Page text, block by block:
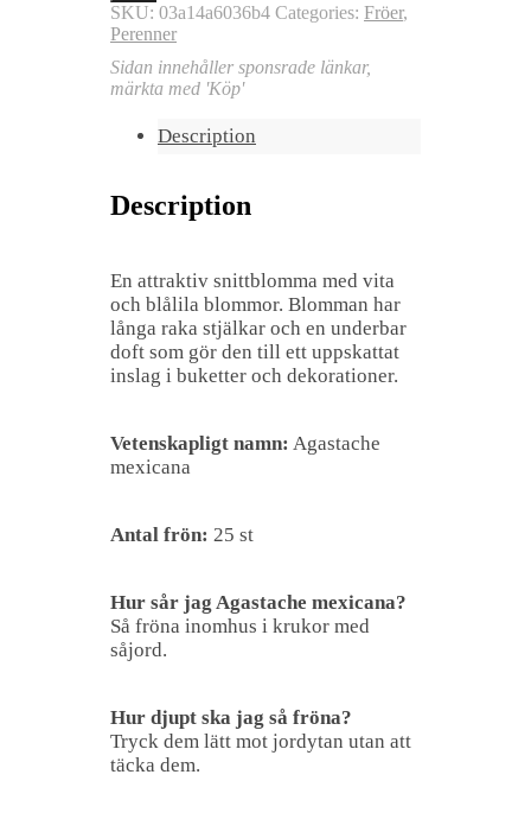
SKU: 03a14a6036b4 Categories: Fröer,
Perenner
Sidan innehåller sponsrade länkar,
märkta med 'Köp'
Description
Description
En attraktiv snittblomma med vita
och blålila blommor. Blomman har
långa raka stjälkar och en underbar
doft som gör den till ett uppskattat
inslag i buketter och dekorationer.
Vetenskapligt namn: Agastache
mexicana
Antal frön: 25 st
Hur sår jag Agastache mexicana?
Så fröna inomhus i krukor med
såjord.
Hur djupt ska jag så fröna?
Tryck dem lätt mot jordytan utan att
täcka dem.